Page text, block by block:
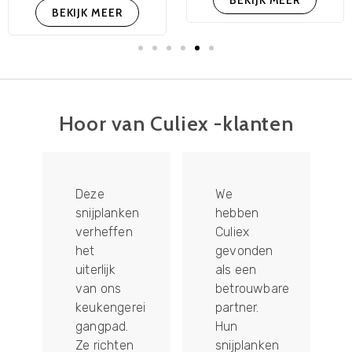
BEKIJK MEER
Hoor van Culiex -klanten
Deze
snijplanken
verheffen
het
uiterlijk
van ons
keukengerei
gangpad.
Ze richten
We
hebben
Culiex
gevonden
als een
betrouwbare
partner.
Hun
snijplanken